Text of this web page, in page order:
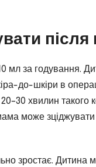
після
мл за годування.
до-шкіри в
хвилин такого
може зціджувати
зростає.